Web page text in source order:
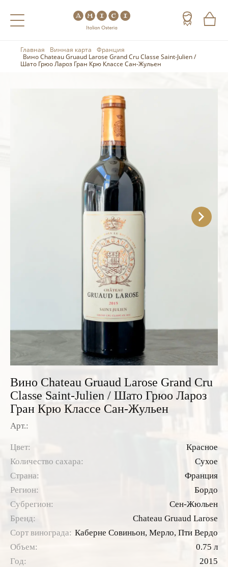
Назад
Назад
Шампанское
Игристое вино
Красные вина
Белые вина
Розовые вина
Итальянские вина
Французские вина
Испанские вина
Назад
Кальвадос
Главная Винная карта
Франция
Вино Chateau Gruaud Larose Grand Cru Classe Saint-Julien /
Шато Грюо Лароз Гран Крю Классе Сан-Жульен
Вино Chateau Gruaud Larose Grand Cru
Classe Saint-Julien / Шато Грюо Лароз
Гран Крю Классе Сан-Жульен
Арт.:
Цвет:
Красное
Количество сахара:
Сухое
Страна:
Франция
Регион:
Бордо
Субрегион:
Сен-Жюльен
Бренд:
Chateau Gruaud Larose
Сорт винограда: Каберне Совиньон, Мерло, Пти Вердо
Объем:
0.75 л
Год:
2015